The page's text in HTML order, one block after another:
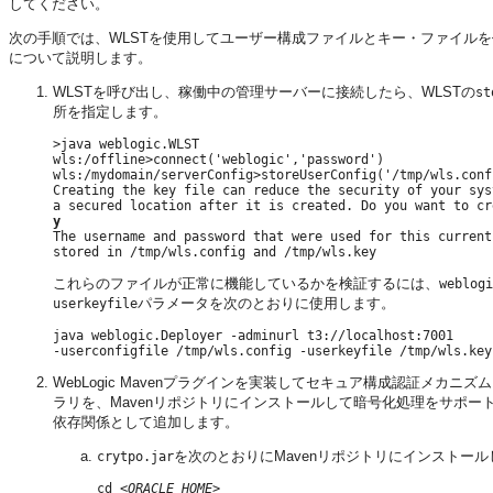
してください。
次の手順では、WLSTを使用してユーザー構成ファイルとキー・ファイル
について説明します。
WLSTを呼び出し、稼働中の管理サーバーに接続したら、WLSTの
所を指定します。
>java weblogic.WLST
wls:/offline>connect('weblogic','password')
wls:/mydomain/serverConfig>storeUserConfig('/tmp/
Creating the key file can reduce the security of your
y
The username and password that were used for this current
これらのファイルが正常に機能しているかを検証するには、
userkeyfileパラメータを次のとおりに使用します。
java weblogic.Deployer -adminurl t3://localhost:7001
WebLogic Mavenプラグインを実装してセキュア構成認証メカニズ
ラリを、Mavenリポジトリにインストールして暗号化処理をサポー
依存関係として追加します。
crytpo.jarを次のとおりにMavenリポジトリにインストール
cd <ORACLE_HOME>